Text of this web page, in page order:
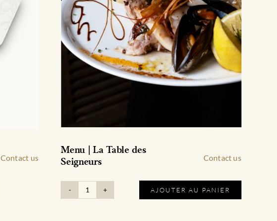
Contact us
Menu | La Table des
Seigneurs
Contact us
quantité
AJOUTER AU PANIER